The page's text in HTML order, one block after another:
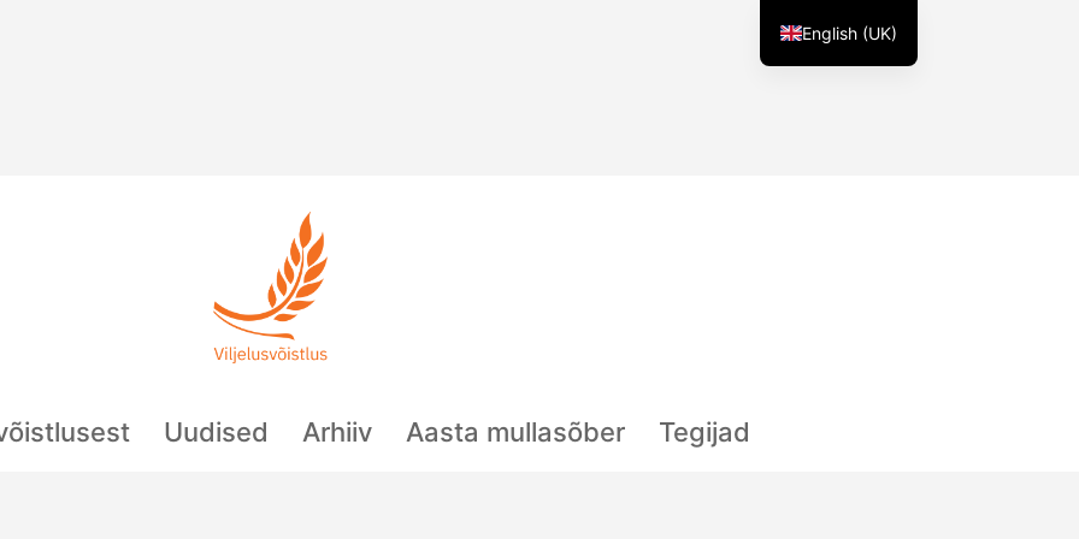
Uudised Arhiiv Aasta mullasõber Tegijad
English (UK)